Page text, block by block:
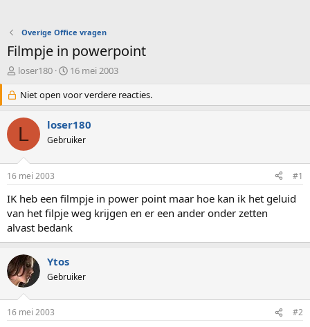
Overige Office vragen
Filmpje in powerpoint
O
d
e
r
e
s
t
a
r
t
e
r
loser180
S
a
r
d
a
m
16 mei 2003
Niet open voor verdere reacties.
L loser180
Gebruiker
16 mei 2003 #1
IK heb een filmpje in power point maar hoe kan ik het geluid
van het filpje weg krijgen en er een ander onder zetten
alvast bedank
Ytos
Gebruiker
16 mei 2003 #2